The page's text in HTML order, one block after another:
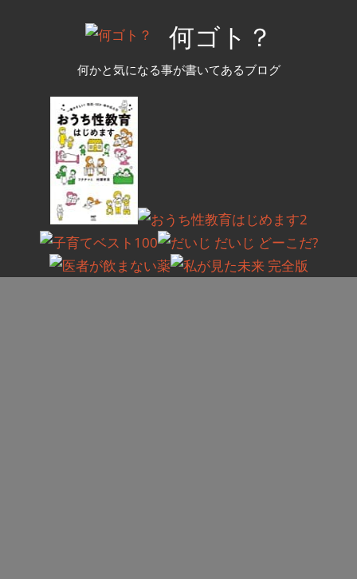
何ゴト？
何かと気になる事が書いてあるブログ